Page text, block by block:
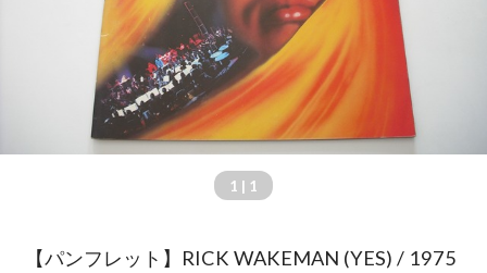
1 | 1
【パンフレット】RICK WAKEMAN (YES) / 1975